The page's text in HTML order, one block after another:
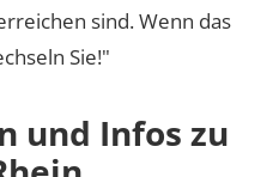
sind. Wenn das
Sie!"
und Infos zu